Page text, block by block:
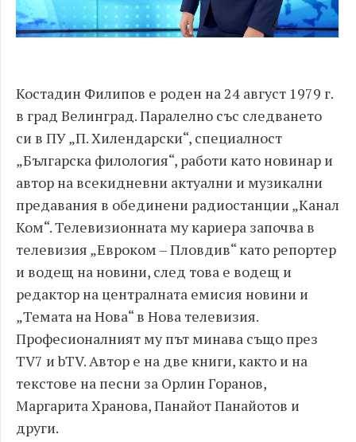
Костадин Филипов е роден на 24 август 1979 г.
в град Велинград. Паралелно със следването
си в ПУ „П. Хилендарски“, специалност
„Българска филология“, работи като новинар и
автор на всекидневни актуални и музикални
предавания в обединени радиостанции „Канал
Ком“. Телевизионната му кариера започва в
телевизия „Евроком – Пловдив“ като репортер
и водещ на новини, след това е водещ и
редактор на централната емисия новини и
„Темата на Нова“ в Нова телевизия.
Професионалният му път минава също през
TV7 и bTV. Автор е на две книги, както и на
текстове на песни за Орлин Горанов,
Маргарита Хранова, Панайот Панайотов и
други.